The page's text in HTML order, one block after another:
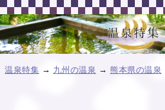
温泉特集 → 九州の温泉 →熊本県の温泉